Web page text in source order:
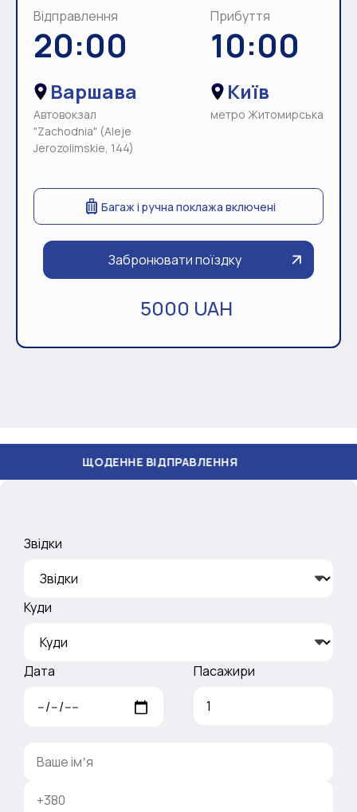
Відправлення
20:00
Варшава
Автовокзал
"Zachodnia" (Aleje
Jerozolimskie, 144)
Прибуття
10:00
Київ
метро Житомирська
Багаж і ручна поклажа включені
Забронювати поїздку
5000 UAH
ВІДПРАВЛЕННЯ
Звідки
Куди
Дата Пасажири